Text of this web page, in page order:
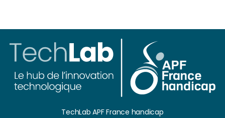
TechLab APF France handicap